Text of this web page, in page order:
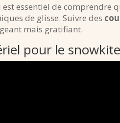
est essentiel de comprendre
de glisse. Suivre des
mais gratifiant.
pour le snowkite